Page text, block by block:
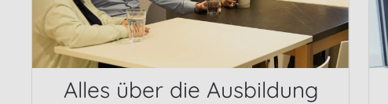
Alles über die Ausbildung